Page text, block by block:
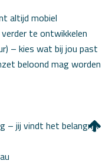
altijd mobiel
te ontwikkelen
– kies wat bij jou past
beloond mag worden
– jij vindt het belangrijk